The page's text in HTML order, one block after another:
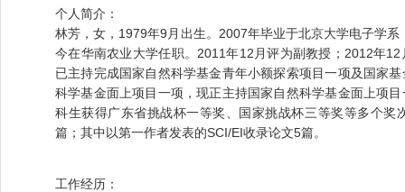
个人简介：
林芳，女，1979年9月出生。2007年毕业于北京大学电子学
今在华南农业大学任职。2011年12月评为副教授；2012年
已主持完成国家自然科学基金青年小额探索项目一项及国家
科学基金面上项目一项，现正主持国家自然科学基金面上项
科生获得广东省挑战杯一等奖、国家挑战杯三等奖等多个奖
篇；其中以第一作者发表的SCI/EI收录论文5篇。
工作经历：